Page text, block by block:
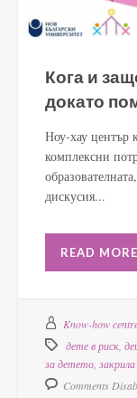
Кога и
докато
Ноу-хау център
комплексни
дискусия...
READ MORE
Know-how
дете в риск
за детето
Comments